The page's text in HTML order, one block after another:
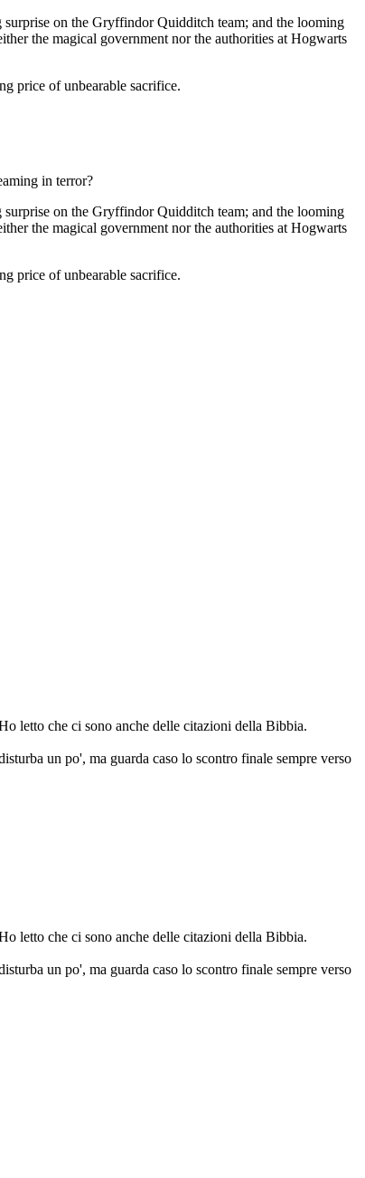
on the Gryffindor Quidditch team; and the looming
the magical government nor the authorities at Hogwarts
price of unbearable sacrifice.
in terror?
on the Gryffindor Quidditch team; and the looming
the magical government nor the authorities at Hogwarts
price of unbearable sacrifice.
letto che ci sono anche delle citazioni della Bibbia.
un po', ma guarda caso lo scontro finale sempre verso
letto che ci sono anche delle citazioni della Bibbia.
un po', ma guarda caso lo scontro finale sempre verso